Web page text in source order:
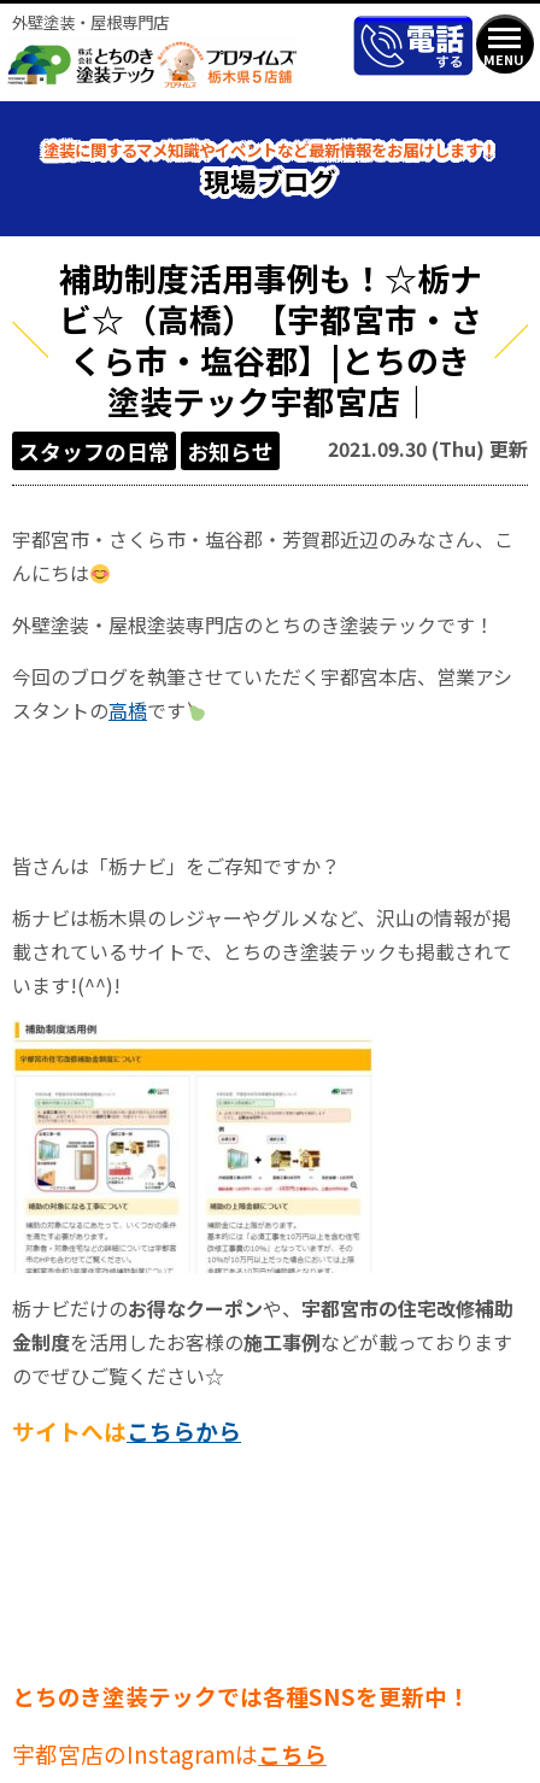
MENU
外壁塗装・屋根専門店
塗装に関するマメ知識やイベントなど最新情報をお届けします！
現場ブログ
補助制度活用事例も！☆栃ナ
ビ☆（高橋）【宇都宮市・さ
くら市・塩谷郡】|とちのき
塗装テック宇都宮店｜
スタッフの日常 お知らせ 2021.09.30 (Thu) 更新
宇都宮市・さくら市・塩谷郡・芳賀郡近辺のみなさん、こ
んにちは
外壁塗装・屋根塗装専門店のとちのき塗装テックです！
今回のブログを執筆させていただく宇都宮本店、営業アシ
スタントの高橋です
皆さんは「栃ナビ」をご存知ですか？
栃ナビは栃木県のレジャーやグルメなど、沢山の情報が掲
載されているサイトで、とちのき塗装テックも掲載されて
います!(^^)!
栃ナビだけのお得なクーポンや、 宇都宮市の住宅改修補助
金制度を活用したお客様の施工事例などが載っております
のでぜひご覧ください☆
サイトへはこちらから
とちのき塗装テックでは各種SNSを更新中！
宇都宮店のInstagramはこちら